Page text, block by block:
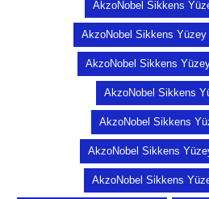
AkzoNobel Sikkens
AkzoNobel Sikkens
AkzoNobel Sikkens
AkzoNobel Sikkens
AkzoNobel Sikkens
AkzoNobel Sikkens
AkzoNobel Sikkens